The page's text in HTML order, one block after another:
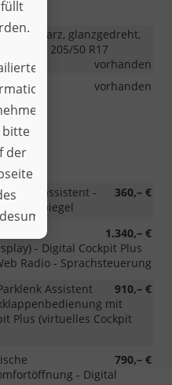
Schwarz, glanzgedreht,
205/50 R17
vorhanden
vorhanden
360,– €
-
Innenspiegel
1.340,– €
- Digital Cockpit Plus
Radio - Sprachsteuerung
910,– €
Assistent
mit
Plus (virtuelles Cockpit
790,– €
- Digital
bitte
der